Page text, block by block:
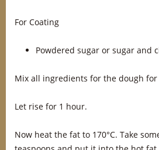
For Coating
Powdered sugar or sugar and
Mix all ingredients for the dough for
Let rise for 1 hour.
Now heat the fat to 170°C. Take